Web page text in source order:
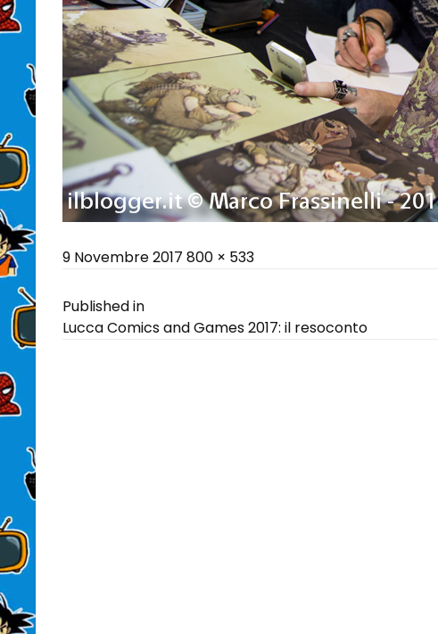
Posted
9 Novembre 2017 Full
800 × 533
Navigazione
Published in
Lucca Comics and Games 2017: il resoconto